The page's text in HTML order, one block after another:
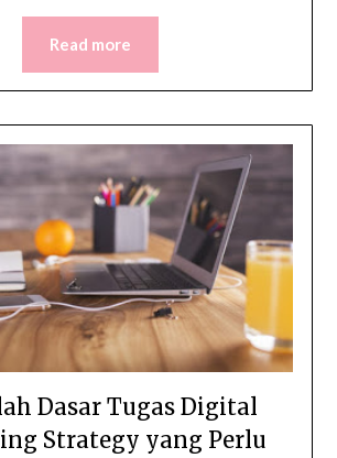
Read more
Dasar Tugas Digital
Strategy yang Perlu